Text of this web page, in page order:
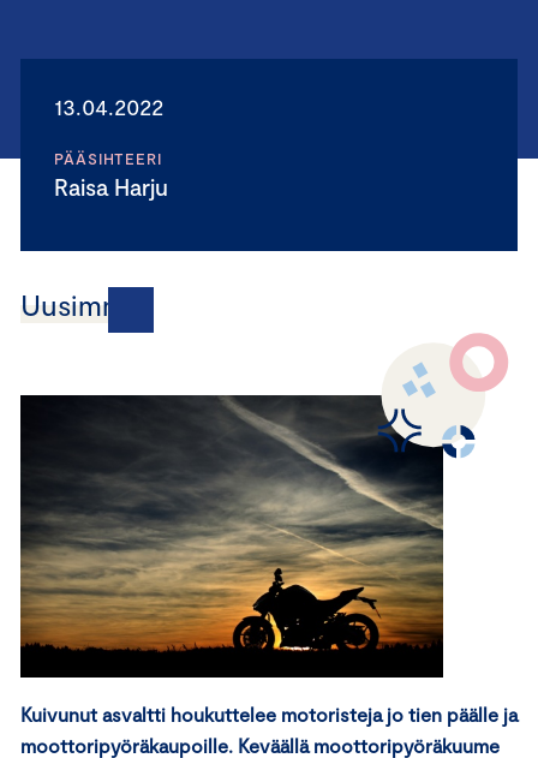
13.04.2022
PÄÄSIHTEERI
Raisa Harju
Uusimmat
Kuivunut asvaltti houkuttelee motoristeja jo tien päälle ja
moottoripyöräkaupoille. Keväällä moottoripyöräkuume